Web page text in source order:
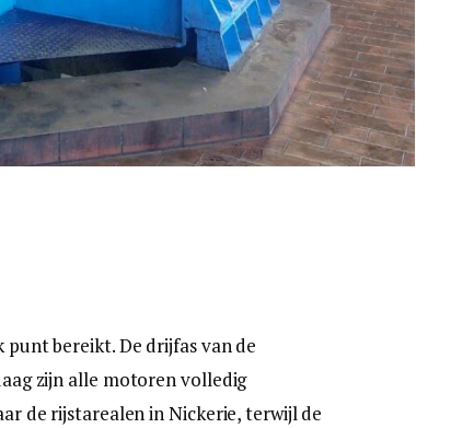
bereikt. De drijfas van de
zijn alle motoren volledig
de rijstarealen in Nickerie, terwijl de